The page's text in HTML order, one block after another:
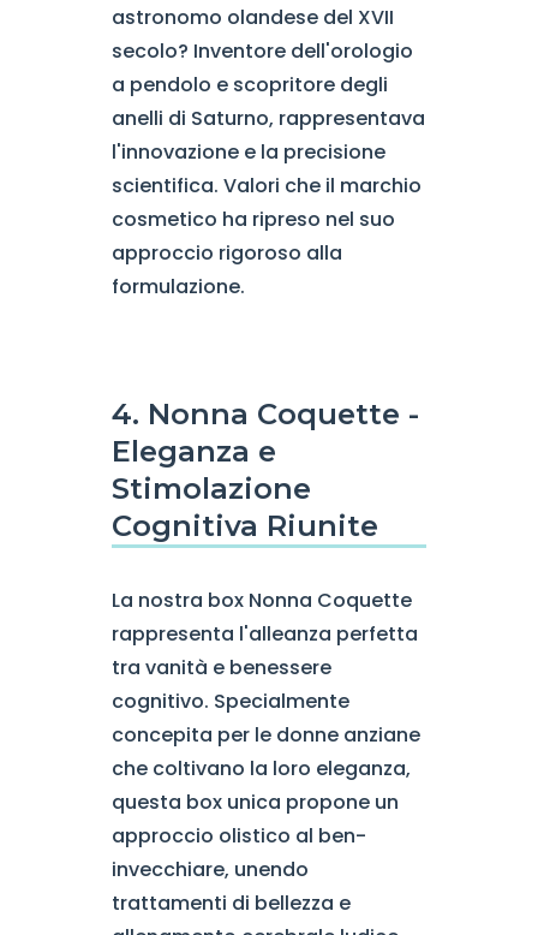
astronomo olandese del XVII
secolo? Inventore dell'orologio
a pendolo e scopritore degli
anelli di Saturno, rappresentava
l'innovazione e la precisione
scientifica. Valori che il marchio
cosmetico ha ripreso nel suo
approccio rigoroso alla
formulazione.
4. Nonna Coquette -
Eleganza e
Stimolazione
Cognitiva Riunite
La nostra box Nonna Coquette
rappresenta l'alleanza perfetta
tra vanità e benessere
cognitivo. Specialmente
concepita per le donne anziane
che coltivano la loro eleganza,
questa box unica propone un
approccio olistico al ben-
invecchiare, unendo
trattamenti di bellezza e